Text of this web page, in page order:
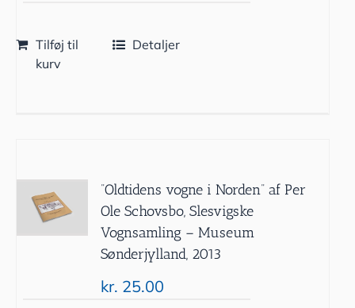
Tilføj til
kurv
Detaljer
”Oldtidens vogne i Norden” af Per
Ole Schovsbo, Slesvigske
Vognsamling – Museum
Sønderjylland, 2013
kr. 25.00